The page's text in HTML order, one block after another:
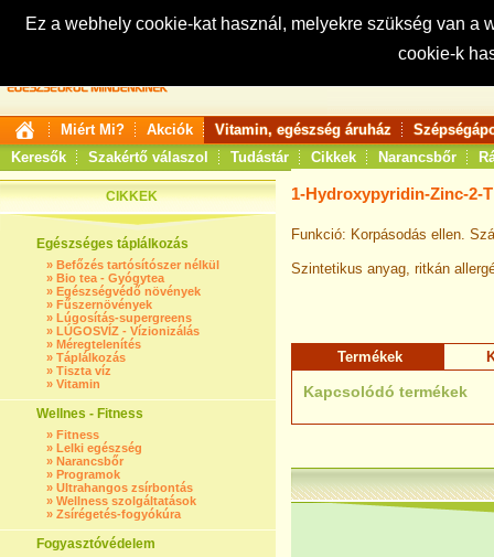
Ez a webhely cookie-kat használ, melyekre szükség van
cookie-k
Keresés:
Miért Mi? Akciók Vitamin, egészség áruház
Keresők
Szakértő válaszol Tudástár Cikkek Narancsbőr
CIKKEK
Egészséges táplálkozás
» Befőzés tartósítószer nélkül
» Bio tea - Gyógytea
» Egészségvédő növények
» Fűszernövények
» Lúgosítás-supergreens
» LÚGOSVÍZ - Vízionizálás
» Méregtelenítés
» Táplálkozás
» Tiszta víz
» Vitamin
Wellnes - Fitness
» Fitness
» Lelki egészség
» Narancsbőr
» Programok
» Ultrahangos zsírbontás
» Wellness szolgáltatások
» Zsírégetés-fogyókúra
Fogyasztóvédelem
1-Hydroxypyridin-Zinc-2-
Funkció: Korpásodás ellen.
Szintetikus anyag, ritkán
Termékek
Kapcsolódó termékek